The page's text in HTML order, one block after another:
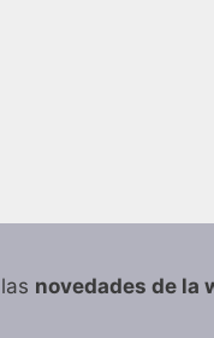
novedades de la